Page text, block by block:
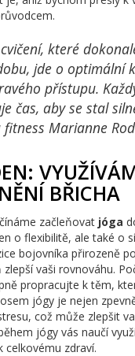
které
jde o optimální
přístupu.
čas, aby se stal
Marianne
BŘICHA
začleňovat jóga
o flexibilitě, ale také o
bojovníka přirozeně
vaši rovnováhu.
propracujte k těm,
jógy je nejen
což může zlepšit
jógy vás naučí
celkovému zdraví.